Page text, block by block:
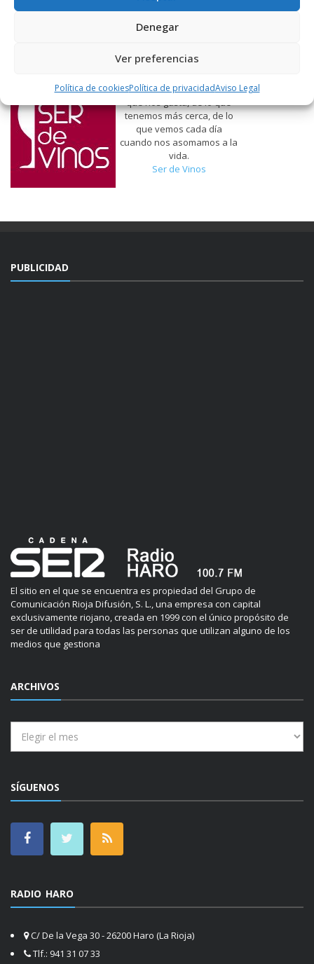
Denegar
Ver preferencias
Política de cookiesPolítica de privacidadAviso Legal
Hablamos de vinos, de lo
que nos gusta, de lo que
tenemos más cerca, de lo
que vemos cada día
cuando nos asomamos a la
vida.
Ser de Vinos
PUBLICIDAD
El sitio en el que se encuentra es propiedad del Grupo de
Comunicación Rioja Difusión, S. L., una empresa con capital
exclusivamente riojano, creada en 1999 con el único propósito de
ser de utilidad para todas las personas que utilizan alguno de los
medios que gestiona
ARCHIVOS
SÍGUENOS
RADIO HARO
C/ De la Vega 30 - 26200 Haro (La Rioja)
Tlf.: 941 31 07 33